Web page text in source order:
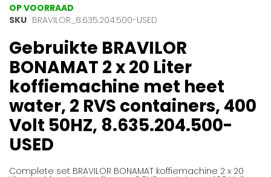
Ga
naar
begin
van
de
afbeeldingen-
gallerij
OP VOORRAAD
SKU BRAVILOR_8.635.204.500-USED
Gebruikte BRAVILOR
BONAMAT 2 x 20 Liter
koffiemachine met heet
water, 2 RVS containers, 400
Volt 50HZ, 8.635.204.500-
USED
Complete set BRAVILOR BONAMAT koffiemachine 2 x 20